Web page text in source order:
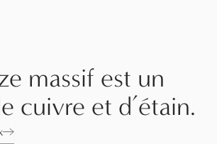
massif est un
cuivre et d’étain.